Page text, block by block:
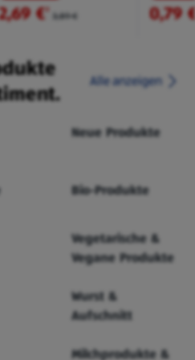
€² 3,89 € 0,79
Alle anzeigen
Neue Produkte
Bio-Produkte
Vegetarische &
Vegane Produkte
Wurst &
Aufschnitt
Milchprodukte &